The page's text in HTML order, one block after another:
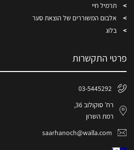
תרמיל חיי
אלבום המשוררים של הוצאת סער
בלוג
פרטי התקשרות
03-5445292
רח' סוקולוב 36,
רמת השרון
saarhanoch@walla.com